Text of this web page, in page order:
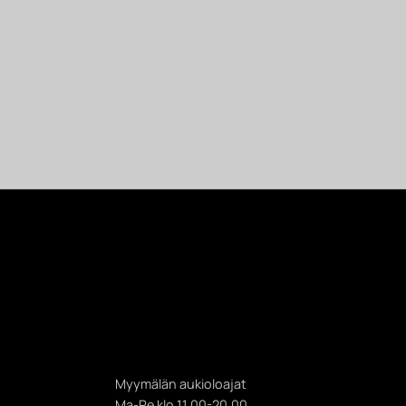
Myymälän aukioloajat